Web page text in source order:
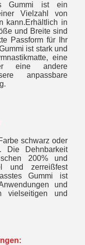
Gummi ist ein
Vielzahl von
kann.Erhältlich in
und Breite sind
Passform für Ihr
ist stark und
eine
eine andere
anpassbare
schwarz oder
Die Dehnbarkeit
200% und
und zerreißfest
Gummi ist
und
vielseitigen und